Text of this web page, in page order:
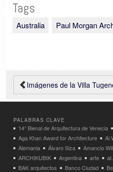
Tags
Australia Paul Morgan
Imágenes de la Villa Tugendhat de
PALABRAS CLAVE
14° Bienal de Arquitectura de Venecia
Aga Khan Award for Architecture
Ai
Alemania
Álvaro Siza Amancio
ARCHIKUBIK
Argentina arte
BAK arquitectos
Banco Ciudad